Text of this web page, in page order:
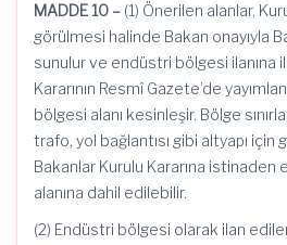
MADDE 10 – (1) Önerilen alanlar,
görülmesi halinde Bakan onayıyla
sunulur ve endüstri bölgesi ilanına
Kararının Resmî Gazete’de
bölgesi alanı kesinleşir. Bölge
trafo, yol bağlantısı gibi altyapı için
Bakanlar Kurulu Kararına
alanına dahil edilebilir.
(2) Endüstri bölgesi olarak ilan